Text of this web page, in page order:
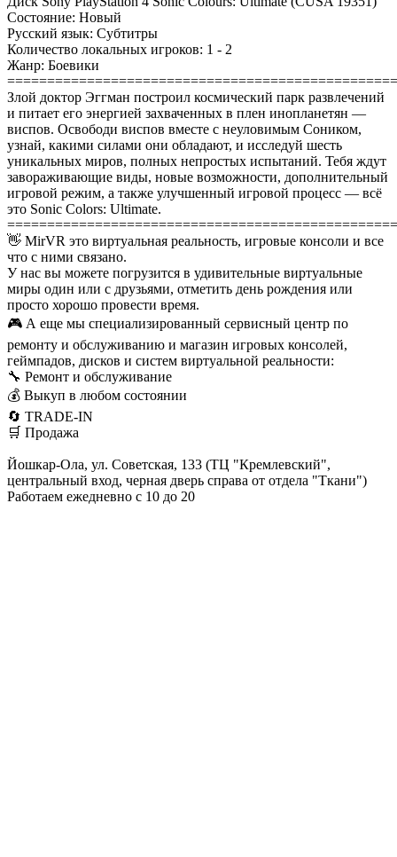
Состояние: Новый
Русский язык: Субтитры
Количество локальных игроков: 1 - 2
Жанр: Боевики
Злой доктор Эггман построил космический парк развлечений
и питает его энергией захваченных в плен инопланетян —
виспов. Освободи виспов вместе с неуловимым Соником,
узнай, какими силами они обладают, и исследуй шесть
уникальных миров, полных непростых испытаний. Тебя ждут
завораживающие виды, новые возможности, дополнительный
игровой режим, а также улучшенный игровой процесс — всё
это Sonic Colors: Ultimate.
👋 MirVR это виртуальная реальность, игровые консоли и все
что с ними связано.
У нас вы можете погрузится в удивительные виртуальные
миры один или с друзьями, отметить день рождения или
просто хорошо провести время.
🎮 А еще мы специализированный сервисный центр по
ремонту и обслуживанию и магазин игровых консолей,
геймпадов, дисков и систем виртуальной реальности:
🔧 Ремонт и обслуживание
💰 Выкуп в любом состоянии
🔄 TRADE-IN
🛒 Продажа
Йошкар-Ола, ул. Советская, 133 (ТЦ "Кремлевский",
центральный вход, черная дверь справа от отдела "Ткани")
Работаем ежедневно с 10 до 20